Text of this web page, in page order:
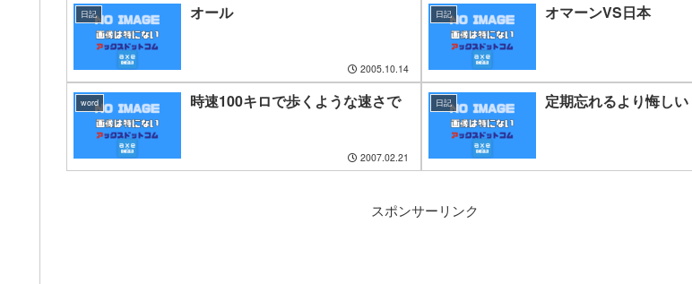
日記 オール
2005.10.14
日記 オマーンVS日本
word 時速100キロで歩くような速さで
2007.02.21
日記 定期忘れるより悔しい
スポンサーリンク